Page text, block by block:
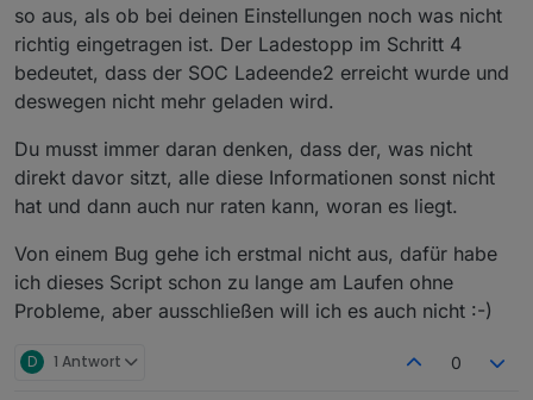
so aus, als ob bei deinen Einstellungen noch was nicht
richtig eingetragen ist. Der Ladestopp im Schritt 4
bedeutet, dass der SOC Ladeende2 erreicht wurde und
deswegen nicht mehr geladen wird.
Du musst immer daran denken, dass der, was nicht
direkt davor sitzt, alle diese Informationen sonst nicht
hat und dann auch nur raten kann, woran es liegt.
Von einem Bug gehe ich erstmal nicht aus, dafür habe
ich dieses Script schon zu lange am Laufen ohne
Probleme, aber ausschließen will ich es auch nicht :-)
D 1 Antwort 0